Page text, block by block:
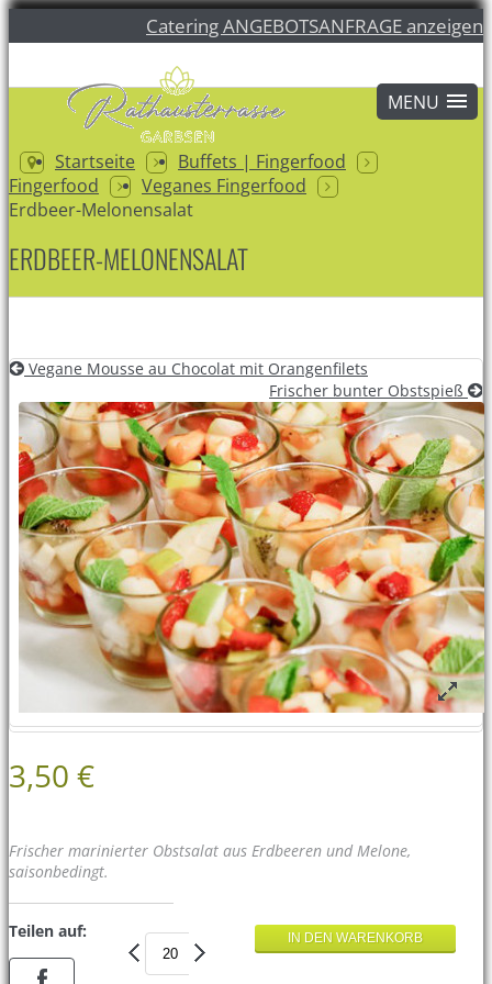
Catering ANGEBOTSANFRAGE anzeigen
Startseite
Buffets | Fingerfood
Fingerfood
Veganes Fingerfood
Erdbeer-Melonensalat
ERDBEER-MELONENSALAT
Vegane Mousse au Chocolat mit Orangenfilets
Frischer bunter Obstspieß
3,50 €
Frischer marinierter Obstsalat aus Erdbeeren und Melone,
saisonbedingt.
Teilen auf: